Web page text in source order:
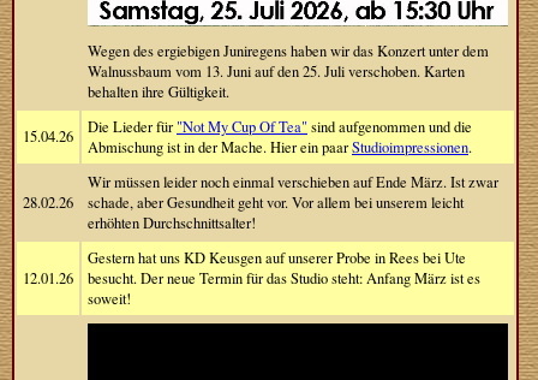
Wegen des ergiebigen Juniregens haben wir das Konzert unter dem
Walnussbaum vom 13. Juni auf den 25. Juli verschoben. Karten
behalten ihre Gültigkeit.
15.04.26 Die Lieder für "Not My Cup Of Tea" sind aufgenommen und die
Abmischung ist in der Mache. Hier ein paarStudioimpressionen.
28.02.26
Wir müssen leider noch einmal verschieben auf Ende März. Ist zwar
schade, aber Gesundheit geht vor. Vor allem bei unserem leicht
erhöhten Durchschnittsalter!
12.01.26
Gestern hat uns KD Keusgen auf unserer Probe in Rees bei Ute
besucht. Der neue Termin für das Studio steht: Anfang März ist es
soweit!